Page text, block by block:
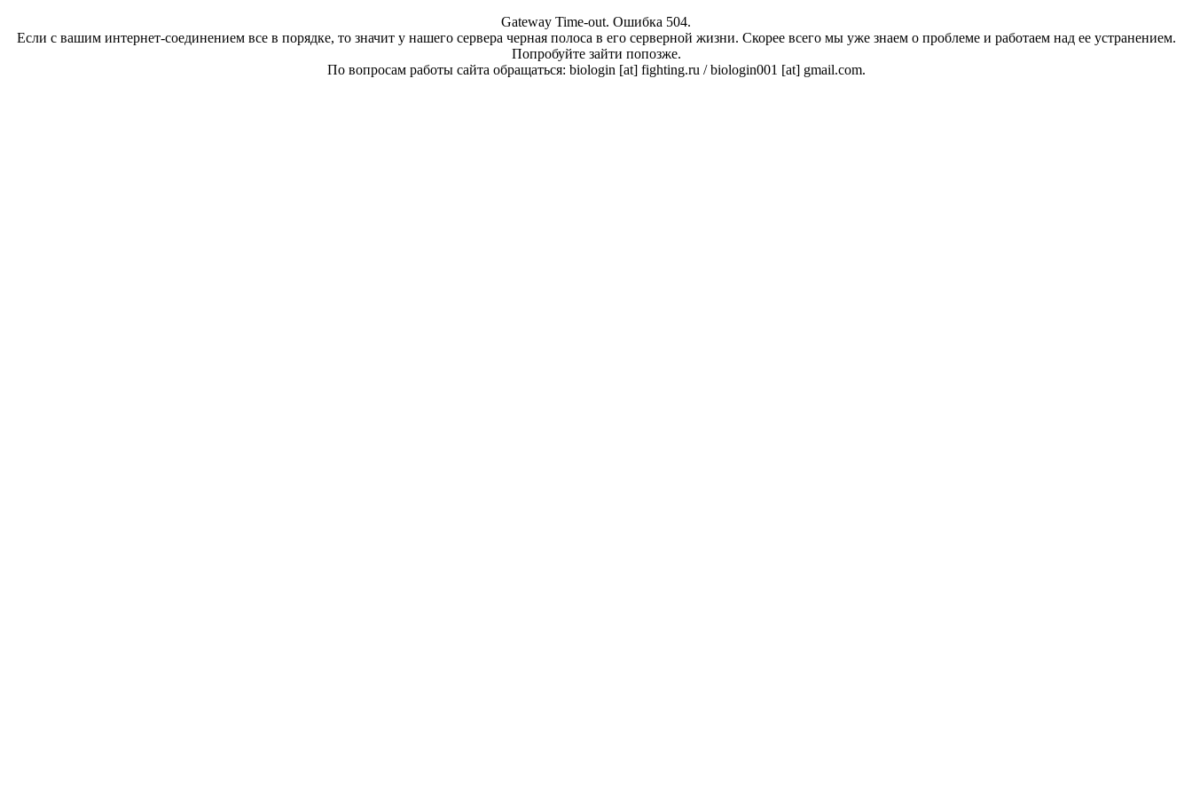
Gateway Time-out. Ошибка 504.
Если с вашим интернет-соединением все в порядке, то значит у нашего сервера черная полоса в его серверной жизни. Скорее всего мы уже знаем о проблеме и работаем над ее устранением.
Попробуйте зайти попозже.
По вопросам работы сайта обращаться: biologin [at] fighting.ru / biologin001 [at] gmail.com.